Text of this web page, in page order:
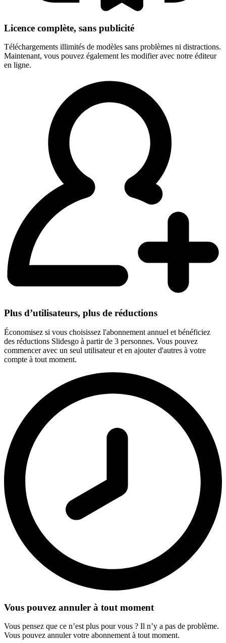
Licence complète, sans publicité
Téléchargements illimités de modèles sans problèmes ni distractions.
Maintenant, vous pouvez également les modifier avec notre éditeur
en ligne.
Plus d’utilisateurs, plus de réductions
Économisez si vous choisissez l'abonnement annuel et bénéficiez
des réductions Slidesgo à partir de 3 personnes. Vous pouvez
commencer avec un seul utilisateur et en ajouter d'autres à votre
compte à tout moment.
Vous pouvez annuler à tout moment
Vous pensez que ce n’est plus pour vous ? Il n’y a pas de problème.
Vous pouvez annuler votre abonnement à tout moment.